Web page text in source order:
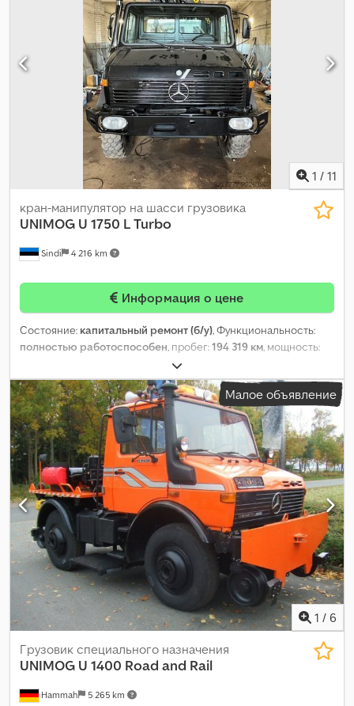
1 / 11
Sindi 4 216 km
кран-манипулятор на шасси грузовика
UNIMOG U 1750 L Turbo
Информация о цене
Состояние: капитальный ремонт (б/у), Функциональность:
полностью работоспособен, пробег:194 319 км, мощность:
, первая регистрация:
дизель, собственный вес:5 500 кг, размер шины:20,
состояние шин:60 процент, топливо:дизель, цвет:чёрный,
количество передач:8, количество мест:3, Год выпуска: 1989,
моточасы:31 133 h , Оборудование:
компрессор, кран,
прицепное устройство, регистрация автомобиля,
регистрация грузовика,
Малое объявление
1 / 6
Hammah 5 265 km
Грузовик специального назначения
UNIMOG U 1400 Road and Rail